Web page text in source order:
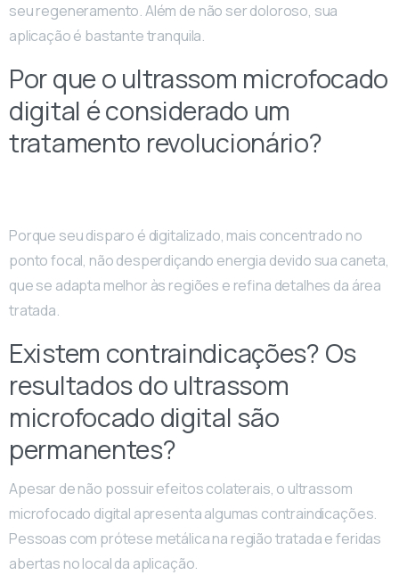
seu regeneramento. Além de não ser doloroso, sua
aplicação é bastante tranquila.
Por que o ultrassom microfocado
digital é considerado um
tratamento revolucionário?
Porque seu disparo é digitalizado, mais concentrado no
ponto focal, não desperdiçando energia devido sua caneta,
que se adapta melhor às regiões e refina detalhes da área
tratada.
Existem contraindicações? Os
resultados do ultrassom
microfocado digital são
permanentes?
Apesar de não possuir efeitos colaterais, o ultrassom
microfocado digital apresenta algumas contraindicações.
Pessoas com prótese metálica na região tratada e feridas
abertas no local da aplicação.